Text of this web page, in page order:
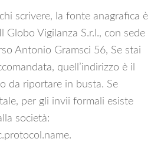
scrivere, la fonte anagrafica è
Globo Vigilanza S.r.l., con sede
Antonio Gramsci 56, Se stai
quell’indirizzo è il
da riportare in busta. Se
per gli invii formali esiste
società: